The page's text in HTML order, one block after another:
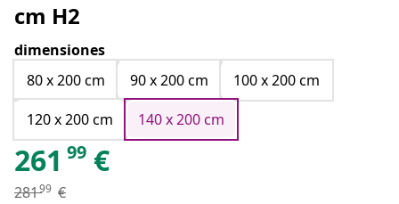
cm H2
dimensiones
80 x 200 cm
90 x 200 cm
100 x 200 cm
120 x 200 cm
140 x 200 cm
261 99 €
28199 €